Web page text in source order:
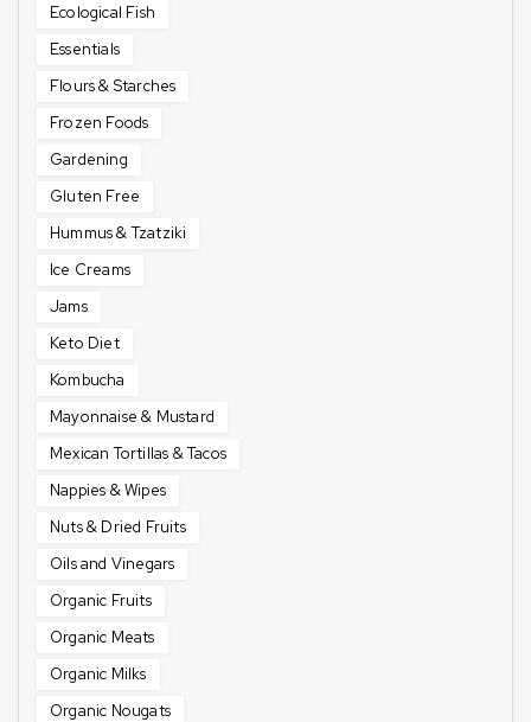
Ecological Fish
Essentials
Flours & Starches
Frozen Foods
Gardening
Gluten Free
Hummus & Tzatziki
Ice Creams
Jams
Keto Diet
Kombucha
Mayonnaise & Mustard
Mexican Tortillas & Tacos
Nappies & Wipes
Nuts & Dried Fruits
Oils and Vinegars
Organic Fruits
Organic Meats
Organic Milks
Organic Nougats